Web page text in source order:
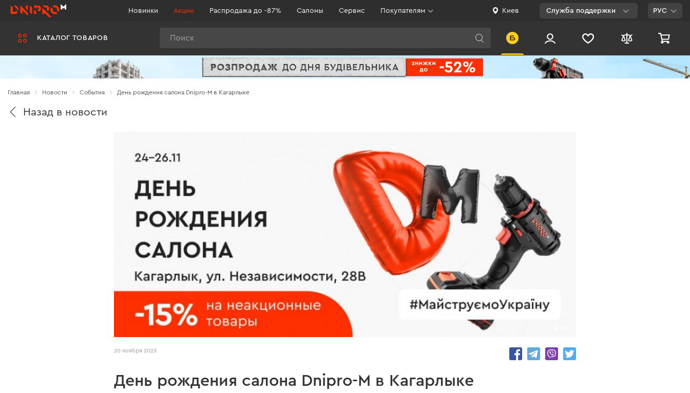
КАТАЛОГ ТОВАРОВ
Новинки Акции Распродажа до -87% Салоны Сервис Покупателям Киев Служба поддержки РУС
Главная Новости Cобытия День рождения салона Dnipro-M в Кагарлыке
Назад в новости
20 ноября 2023
День рождения салона Dnipro-M в Кагарлыке